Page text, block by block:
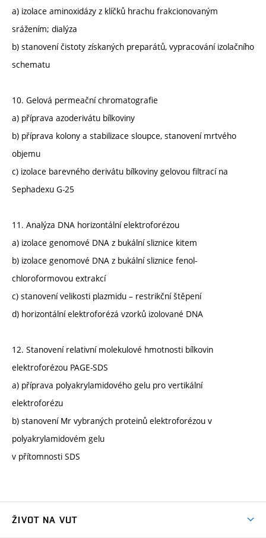
a) izolace aminoxidázy z klíčků hrachu frakcionovaným
srážením; dialýza
b) stanovení čistoty získaných preparátů, vypracování izolačního
schematu
10. Gelová permeační chromatografie
a) příprava azoderivátu bílkoviny
b) příprava kolony a stabilizace sloupce, stanovení mrtvého
objemu
c) izolace barevného derivátu bílkoviny gelovou filtrací na
Sephadexu G-25
11. Analýza DNA horizontální elektroforézou
a) izolace genomové DNA z bukální sliznice kitem
b) izolace genomové DNA z bukální sliznice fenol-
chloroformovou extrakcí
c) stanovení velikosti plazmidu – restrikční štěpení
d) horizontální elektroforézá vzorků izolované DNA
12. Stanovení relativní molekulové hmotnosti bílkovin
elektroforézou PAGE-SDS
a) příprava polyakrylamidového gelu pro vertikální
elektroforézu
b) stanovení Mr vybraných proteinů elektroforézou v
polyakrylamidovém gelu
v přítomnosti SDS
ŽIVOT NA VUT